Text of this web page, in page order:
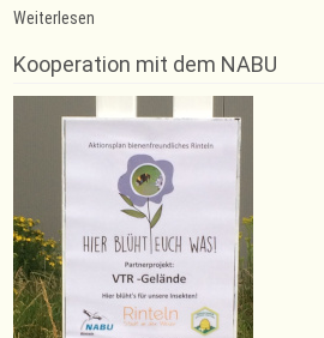
Weiterlesen
Kurs
Rope
Skipping
Kooperation mit dem NABU